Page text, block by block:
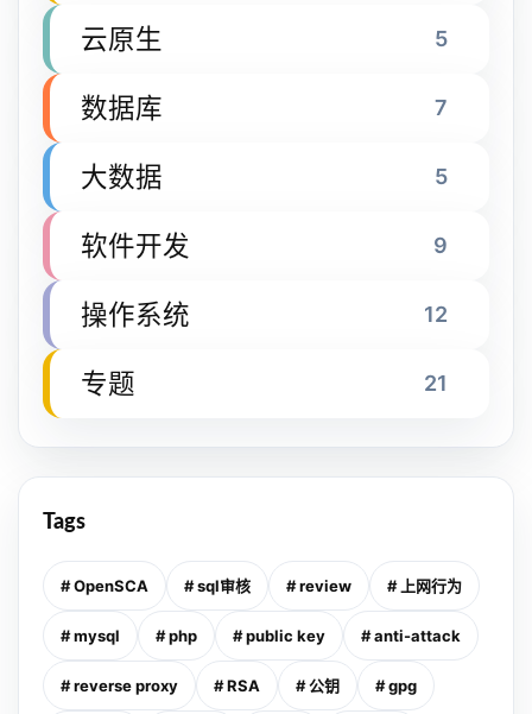
云原生 5
数据库 7
大数据 5
软件开发 9
操作系统 12
专题 21
Tags
# OpenSCA # sql审核 # review # 上网行为
# mysql # php # public key # anti-attack
# reverse proxy # RSA # 公钥 # gpg